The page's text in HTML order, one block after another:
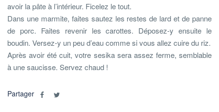
avoir la pâte à l’intérieur. Ficelez le tout.
Dans une marmite, faites sautez les restes de lard et de panne
de porc. Faites revenir les carottes. Déposez-y ensuite le
boudin. Versez-y un peu d’eau comme si vous allez cuire du riz.
Après avoir été cuit, votre sesika sera assez ferme, semblable
à une saucisse. Servez chaud !
Partager